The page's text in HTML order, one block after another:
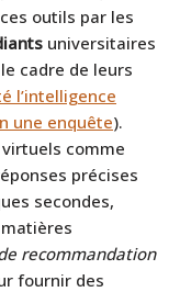
outils par les
universitaires
cadre de leurs
l’intelligence
une enquête).
comme
précises
secondes,
recommandation
fournir des